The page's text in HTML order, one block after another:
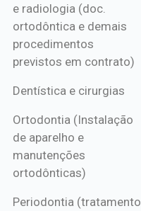
e radiologia (doc.
ortodôntica e demais
procedimentos
previstos em contrato)
Dentística e cirurgias
Ortodontia (Instalação
de aparelho e
manutenções
ortodônticas)
Periodontia (tratamento